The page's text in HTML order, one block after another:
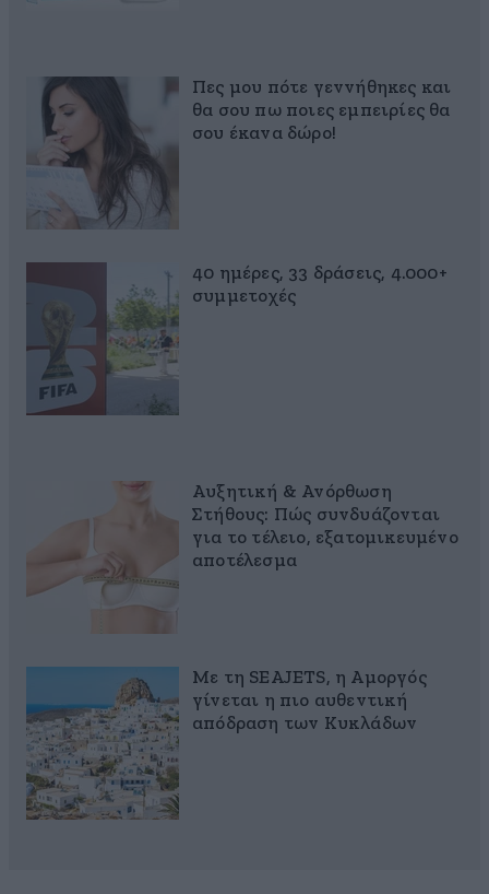
Πες μου πότε γεννήθηκες και
θα σου πω ποιες εμπειρίες θα
σου έκανα δώρο!
40 ημέρες, 33 δράσεις, 4.000+
συμμετοχές
Αυξητική & Ανόρθωση
Στήθους: Πώς συνδυάζονται
για το τέλειο, εξατομικευμένο
αποτέλεσμα
Με τη SEAJETS, η Αμοργός
γίνεται η πιο αυθεντική
απόδραση των Κυκλάδων